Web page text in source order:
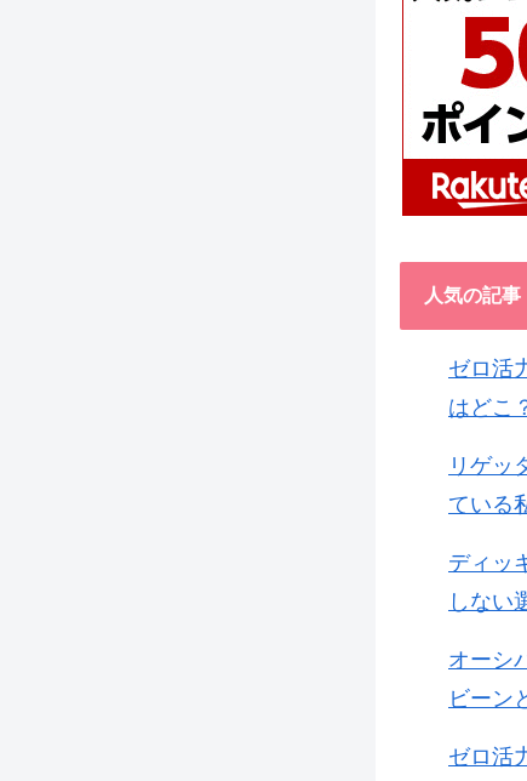
人気の記事
ゼロ活
はどこ
リゲッ
ている
ディッ
しない
オーシ
ビーン
ゼロ活